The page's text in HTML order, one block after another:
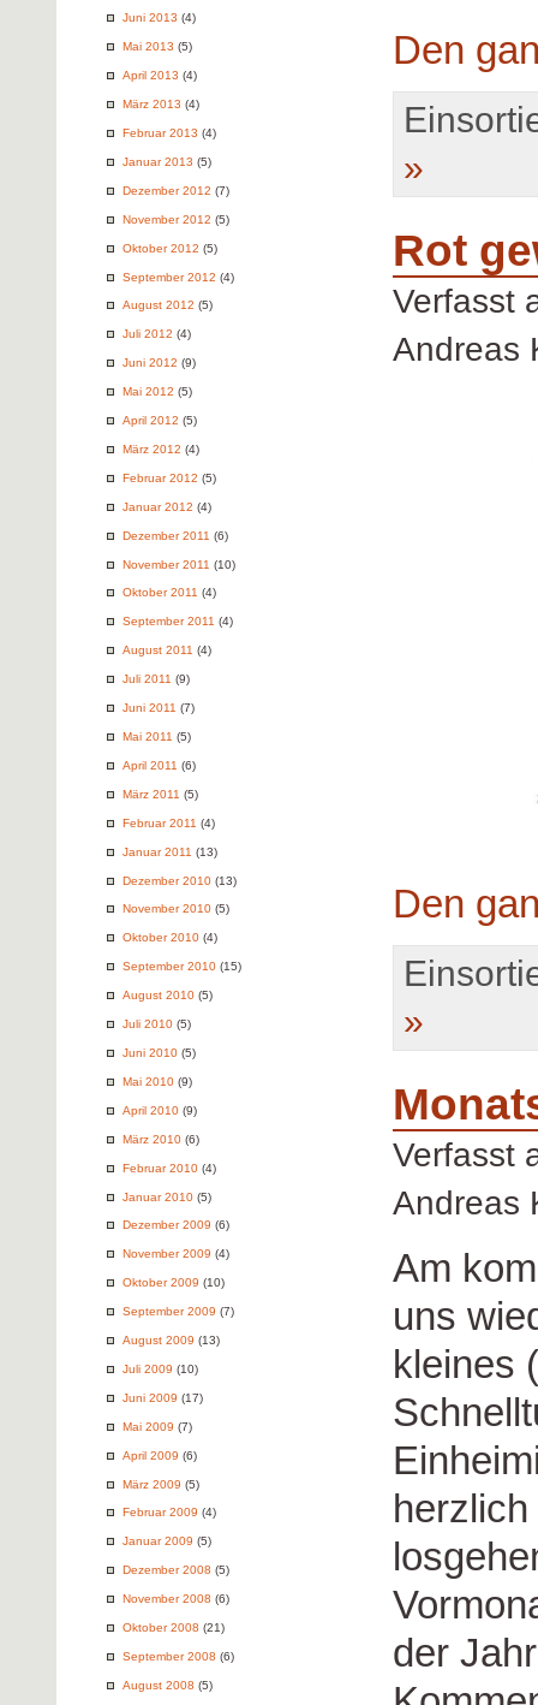
Juni 2013 (4)
Mai 2013 (5)
April 2013 (4)
März 2013 (4)
Februar 2013 (4)
Januar 2013 (5)
Dezember 2012 (7)
November 2012 (5)
Oktober 2012 (5)
September 2012 (4)
August 2012 (5)
Juli 2012 (4)
Juni 2012 (9)
Mai 2012 (5)
April 2012 (5)
März 2012 (4)
Februar 2012 (5)
Januar 2012 (4)
Dezember 2011 (6)
November 2011 (10)
Oktober 2011 (4)
September 2011 (4)
August 2011 (4)
Juli 2011 (9)
Juni 2011 (7)
Mai 2011 (5)
April 2011 (6)
März 2011 (5)
Februar 2011 (4)
Januar 2011 (13)
Dezember 2010 (13)
November 2010 (5)
Oktober 2010 (4)
September 2010 (15)
August 2010 (5)
Juli 2010 (5)
Juni 2010 (5)
Mai 2010 (9)
April 2010 (9)
März 2010 (6)
Februar 2010 (4)
Januar 2010 (5)
Dezember 2009 (6)
November 2009 (4)
Oktober 2009 (10)
September 2009 (7)
August 2009 (13)
Juli 2009 (10)
Juni 2009 (17)
Mai 2009 (7)
April 2009 (6)
März 2009 (5)
Februar 2009 (4)
Januar 2009 (5)
Dezember 2008 (5)
November 2008 (6)
Oktober 2008 (21)
September 2008 (6)
August 2008 (5)
Den
»
Rot
Verfasst
Andreas
Den
»
Verfasst
Andreas
Am
uns
kleines
der